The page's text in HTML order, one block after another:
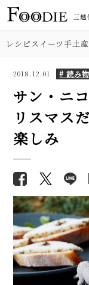
レシピスイーツ手土
2018.12.01 # 読み
サン・ニ
リスマス
楽しみ